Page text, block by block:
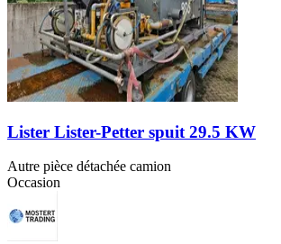
Lister Lister-Petter spuit 29.5 KW
Autre pièce détachée camion
Occasion